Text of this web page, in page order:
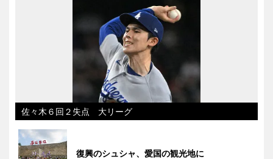
佐々木６回２失点 大リーグ
復興のシュシャ、愛国の観光地に